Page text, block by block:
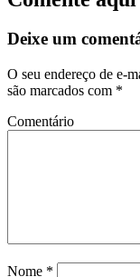
Deixe um
O seu endereço de e-
são marcados com *
Comentário
Nome *